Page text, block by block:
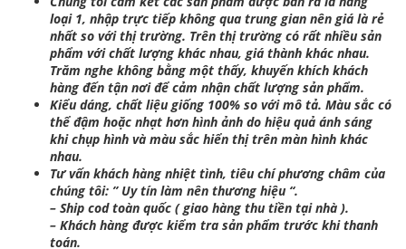
loại 1, nhập trực tiếp không qua trung gian nên giá là rẻ
nhất so với thị trường. Trên thị trường có rất nhiều sản
phẩm với chất lượng khác nhau, giá thành khác nhau.
Trăm nghe không bằng một thấy, khuyến khích khách
hàng đến tận nơi để cảm nhận chất lượng sản phẩm.
Kiểu dáng, chất liệu giống 100% so với mô tả. Màu sắc có
thể đậm hoặc nhạt hơn hình ảnh do hiệu quả ánh sáng
khi chụp hình và màu sắc hiển thị trên màn hình khác
nhau.
Tư vấn khách hàng nhiệt tình, tiêu chí phương châm của
chúng tôi: ” Uy tín làm nên thương hiệu “.
– Ship cod toàn quốc ( giao hàng thu tiền tại nhà ).
– Khách hàng được kiểm tra sản phẩm trước khi thanh
toán.